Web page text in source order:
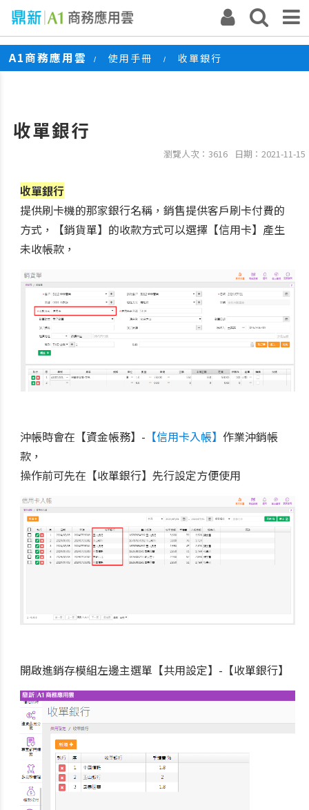
A1商務應用雲 / 使用手冊 / 收單銀行
收單銀行
瀏覽人次：3616 日期：2021-11-15
收單銀行
提供刷卡機的那家銀行名稱，銷售提供客戶刷卡付費的
方式，【銷貨單】的收款方式可以選擇【信用卡】產生
未收帳款，
沖帳時會在【資金帳務】- 【信用卡入帳】 作業沖銷帳
款，
操作前可先在【收單銀行】先行設定方便使用
開啟進銷存模組左邊主選單【共用設定】-【收單銀行】